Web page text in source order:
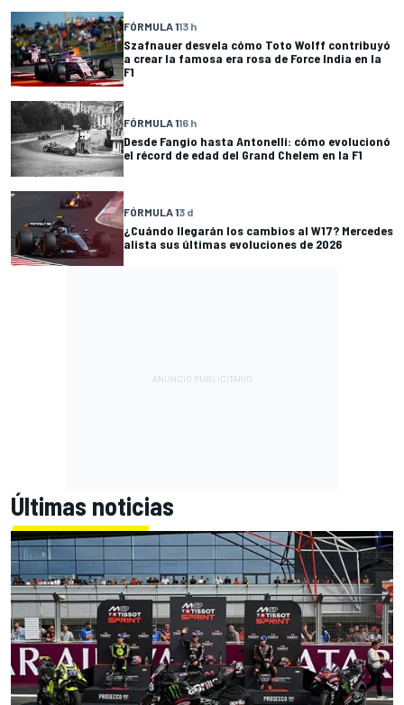
FÓRMULA 113 h
Szafnauer desvela cómo Toto Wolff contribuyó
a crear la famosa era rosa de Force India en la
F1
FÓRMULA 116 h
Desde Fangio hasta Antonelli: cómo evolucionó
el récord de edad del Grand Chelem en la F1
FÓRMULA 13 d
¿Cuándo llegarán los cambios al W17? Mercedes
alista sus últimas evoluciones de 2026
Últimas noticias